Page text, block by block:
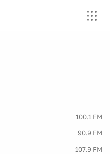
100.1 FM
90.9 FM
107.9 FM